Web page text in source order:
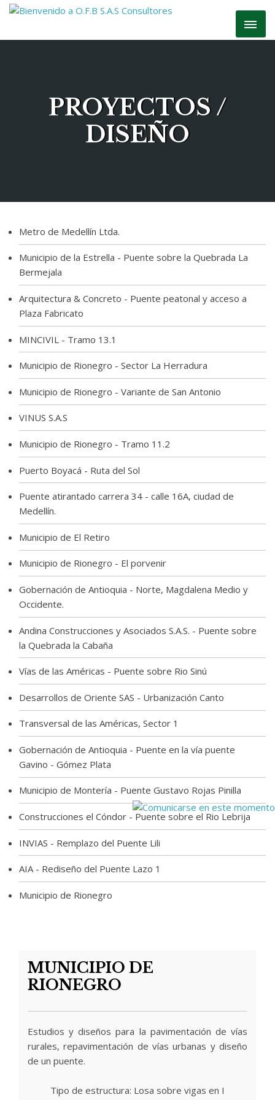
PROYECTOS /
DISEÑO
Metro de Medellín Ltda.
Municipio de la Estrella - Puente sobre la Quebrada La
Bermejala
Arquitectura & Concreto - Puente peatonal y acceso a
Plaza Fabricato
MINCIVIL - Tramo 13.1
Municipio de Rionegro - Sector La Herradura
Municipio de Rionegro - Variante de San Antonio
VINUS S.A.S
Municipio de Rionegro - Tramo 11.2
Puerto Boyacá - Ruta del Sol
Puente atirantado carrera 34 - calle 16A, ciudad de
Medellín.
Municipio de El Retiro
Municipio de Rionegro - El porvenir
Gobernación de Antioquia - Norte, Magdalena Medio y
Occidente.
Andina Construcciones y Asociados S.A.S. - Puente sobre
la Quebrada la Cabaña
Vías de las Américas - Puente sobre Rio Sinú
Desarrollos de Oriente SAS - Urbanización Canto
Transversal de las Américas, Sector 1
Gobernación de Antioquia - Puente en la vía puente
Gavino - Gómez Plata
Municipio de Montería - Puente Gustavo Rojas Pinilla
Construcciones el Cóndor - Puente sobre el Rio Lebrija
INVIAS - Remplazo del Puente Lili
AIA - Rediseño del Puente Lazo 1
Municipio de Rionegro
MUNICIPIO DE
RIONEGRO
Estudios y diseños para la pavimentación de vías
rurales, repavimentación de vías urbanas y diseño
de un puente.
Tipo de estructura: Losa sobre vigas en I